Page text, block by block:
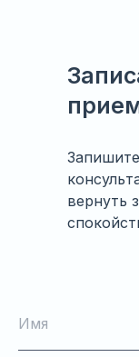
вернуть
Имя